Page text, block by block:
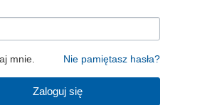
mnie. Nie pamiętasz hasła?
Zaloguj się